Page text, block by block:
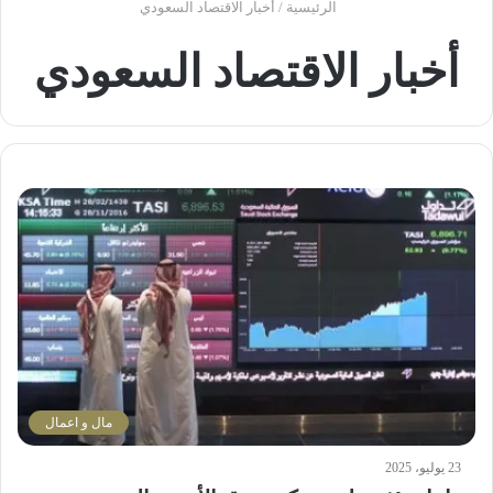
الرئيسية / أخبار الاقتصاد السعودي
أخبار الاقتصاد السعودي
مال و اعمال
23 يوليو، 2025